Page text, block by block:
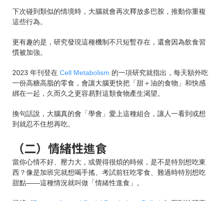
下次碰到類似的情境時，大腦就會再次釋放多巴胺，推動你重複
這些行為。
更有趣的是，研究發現這種機制不只短暫存在，還會因為飲食習
慣被加強。
2023 年刊登在 Cell Metabolism 的一項研究就指出，每天額外吃
一份高糖高脂的零食，會讓大腦更快把「甜＋油的食物」和快感
綁在一起，久而久之更容易對這類食物產生渴望。
換句話說，大腦真的會「學會」愛上這種組合，讓人一看到或想
到就忍不住想再吃。
（二）情緒性進食
當你心情不好、壓力大，或覺得很煩的時候，是不是特別想吃東
西？像是加班完就想喝手搖、考試前狂吃零食、難過時特別想吃
甜點——這種情況就叫做「情緒性進食」。